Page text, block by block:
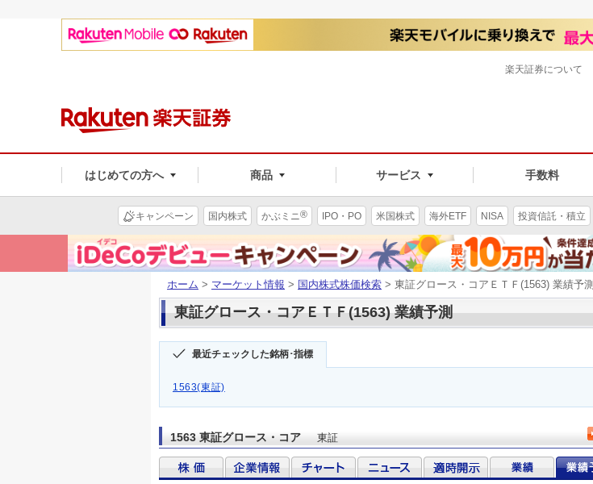
はじめての方へ 商品 サービス 手数料
楽天証券について
キャンペーン 国内株式 かぶミニ® IPO・PO 米国株式 海外ETF NISA 投資信託・積立
ホーム > マーケット情報 > 国内株式株価検索 > 東証グロース・コアＥＴＦ(1563) 業績予測
東証グロース・コアＥＴＦ(1563) 業績予測
最近チェックした銘柄･指標
1563(東証)
1563 東証グロース・コア 東証